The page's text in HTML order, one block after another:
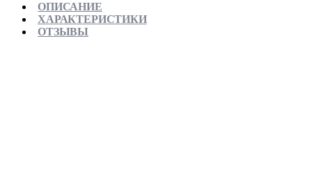
ОПИСАНИЕ
ХАРАКТЕРИСТИКИ
ОТЗЫВЫ